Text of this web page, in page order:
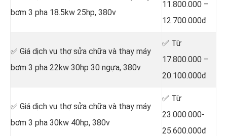
bơm 3 pha 18.5kw 25hp, 380v
11.800.000 –
12.700.000đ
✅ Giá dịch vụ thợ sửa chữa và thay máy
bơm 3 pha 22kw 30hp 30 ngựa, 380v
✅ Từ
17.800.000 –
20.100.000đ
✅ Giá dịch vụ thợ sửa chữa và thay máy
bơm 3 pha 30kw 40hp, 380v
✅ Từ
23.000.000-
25.600.000đ